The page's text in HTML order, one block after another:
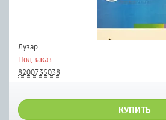
Лузар
Под заказ
8200735038
КУПИТЬ